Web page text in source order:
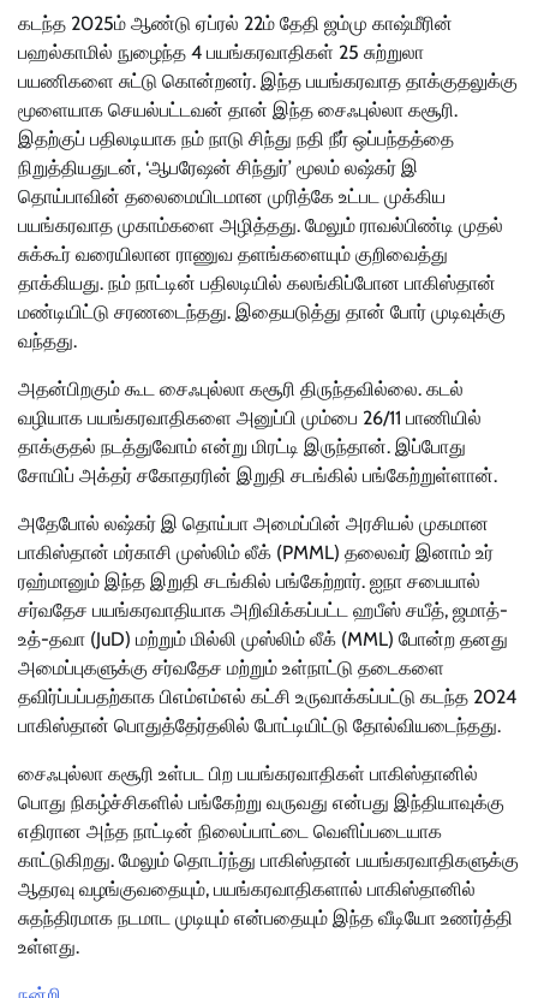
கடந்த 2025ம் ஆண்டு ஏப்ரல் 22ம் தேதி ஜம்மு காஷ்மீரின்
பஹல்காமில் நுழைந்த 4 பயங்கரவாதிகள் 25 சுற்றுலா
பயணிகளை சுட்டு கொன்றனர். இந்த பயங்கரவாத தாக்குதலுக்கு
மூளையாக செயல்பட்டவன் தான் இந்த சைஃபுல்லா கசூரி.
இதற்குப் பதிலடியாக நம் நாடு சிந்து நதி நீர் ஒப்பந்தத்தை
நிறுத்தியதுடன், ‘ஆபரேஷன் சிந்துர்’ மூலம் லஷ்கர் இ
தொய்பாவின் தலைமையிடமான முரித்கே உட்பட முக்கிய
பயங்கரவாத முகாம்களை அழித்தது. மேலும் ராவல்பிண்டி முதல்
சுக்கூர் வரையிலான ராணுவ தளங்களையும் குறிவைத்து
தாக்கியது. நம் நாட்டின் பதிலடியில் கலங்கிப்போன பாகிஸ்தான்
மண்டியிட்டு சரணடைந்தது. இதையடுத்து தான் போர் முடிவுக்கு
வந்தது.
அதன்பிறகும் கூட சைஃபுல்லா கசூரி திருந்தவில்லை. கடல்
வழியாக பயங்கரவாதிகளை அனுப்பி மும்பை 26/11 பாணியில்
தாக்குதல் நடத்துவோம் என்று மிரட்டி இருந்தான். இப்போது
சோயிப் அக்தர் சகோதரரின் இறுதி சடங்கில் பங்கேற்றுள்ளான்.
அதேபோல் லஷ்கர் இ தொய்பா அமைப்பின் அரசியல் முகமான
பாகிஸ்தான் மர்காசி முஸ்லிம் லீக் (PMML) தலைவர் இனாம் உர்
ரஹ்மானும் இந்த இறுதி சடங்கில் பங்கேற்றார். ஐநா சபையால்
சர்வதேச பயங்கரவாதியாக அறிவிக்கப்பட்ட ஹபீஸ் சயீத், ஜமாத்-
உத்-தவா (JuD) மற்றும் மில்லி முஸ்லிம் லீக் (MML) போன்ற தனது
அமைப்புகளுக்கு சர்வதேச மற்றும் உள்நாட்டு தடைகளை
தவிர்ப்பப்பதற்காக பிஎம்எம்எல் கட்சி உருவாக்கப்பட்டு கடந்த 2024
பாகிஸ்தான் பொதுத்தேர்தலில் போட்டியிட்டு தோல்வியடைந்தது.
சைஃபுல்லா கசூரி உள்பட பிற பயங்கரவாதிகள் பாகிஸ்தானில்
பொது நிகழ்ச்சிகளில் பங்கேற்று வருவது என்பது இந்தியாவுக்கு
எதிரான அந்த நாட்டின் நிலைப்பாட்டை வெளிப்படையாக
காட்டுகிறது. மேலும் தொடர்ந்து பாகிஸ்தான் பயங்கரவாதிகளுக்கு
ஆதரவு வழங்குவதையும், பயங்கரவாதிகளால் பாகிஸ்தானில்
சுதந்திரமாக நடமாட முடியும் என்பதையும் இந்த வீடியோ உணர்த்தி
உள்ளது.